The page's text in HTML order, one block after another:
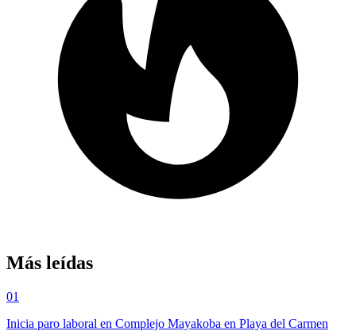
Más leídas
01
Inicia paro laboral en Complejo Mayakoba en Playa del Carmen